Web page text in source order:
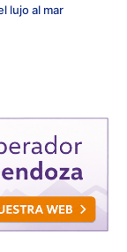
lujo al mar